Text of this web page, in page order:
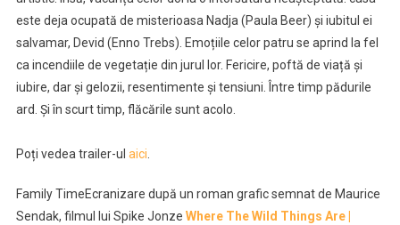
este deja ocupată de misterioasa Nadja (Paula Beer) și iubitul ei
salvamar, Devid (Enno Trebs). Emoțiile celor patru se aprind la fel
ca incendiile de vegetație din jurul lor. Fericire, poftă de viață și
iubire, dar și gelozii, resentimente și tensiuni. Între timp pădurile
ard. Și în scurt timp, flăcările sunt acolo.
Poți vedea trailer-ul aici.
Family TimeEcranizare după un roman grafic semnat de Maurice
Sendak, filmul lui Spike Jonze Where The Wild Things Are |